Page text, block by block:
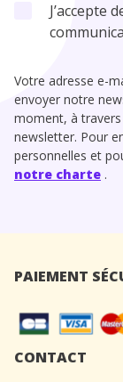
J’accepte
Votre adresse e-
envoyer notre
moment, à
newsletter. Pour
personnelles et
notre charte .
PAIEMENT
CONTACT